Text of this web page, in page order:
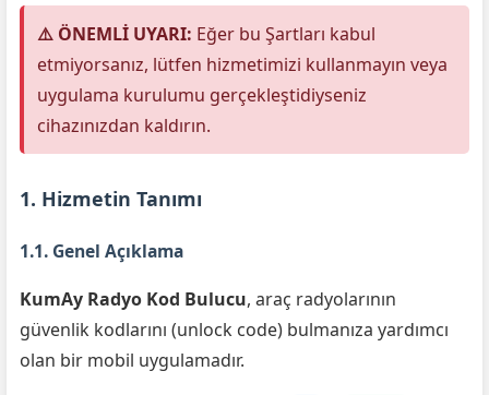
⚠️ ÖNEMLİ UYARI: Eğer bu Şartları kabul
etmiyorsanız, lütfen hizmetimizi kullanmayın veya
uygulama kurulumu gerçekleştidiyseniz
cihazınızdan kaldırın.
1. Hizmetin Tanımı
1.1. Genel Açıklama
KumAy Radyo Kod Bulucu, araç radyolarının
güvenlik kodlarını (unlock code) bulmanıza yardımcı
olan bir mobil uygulamadır.